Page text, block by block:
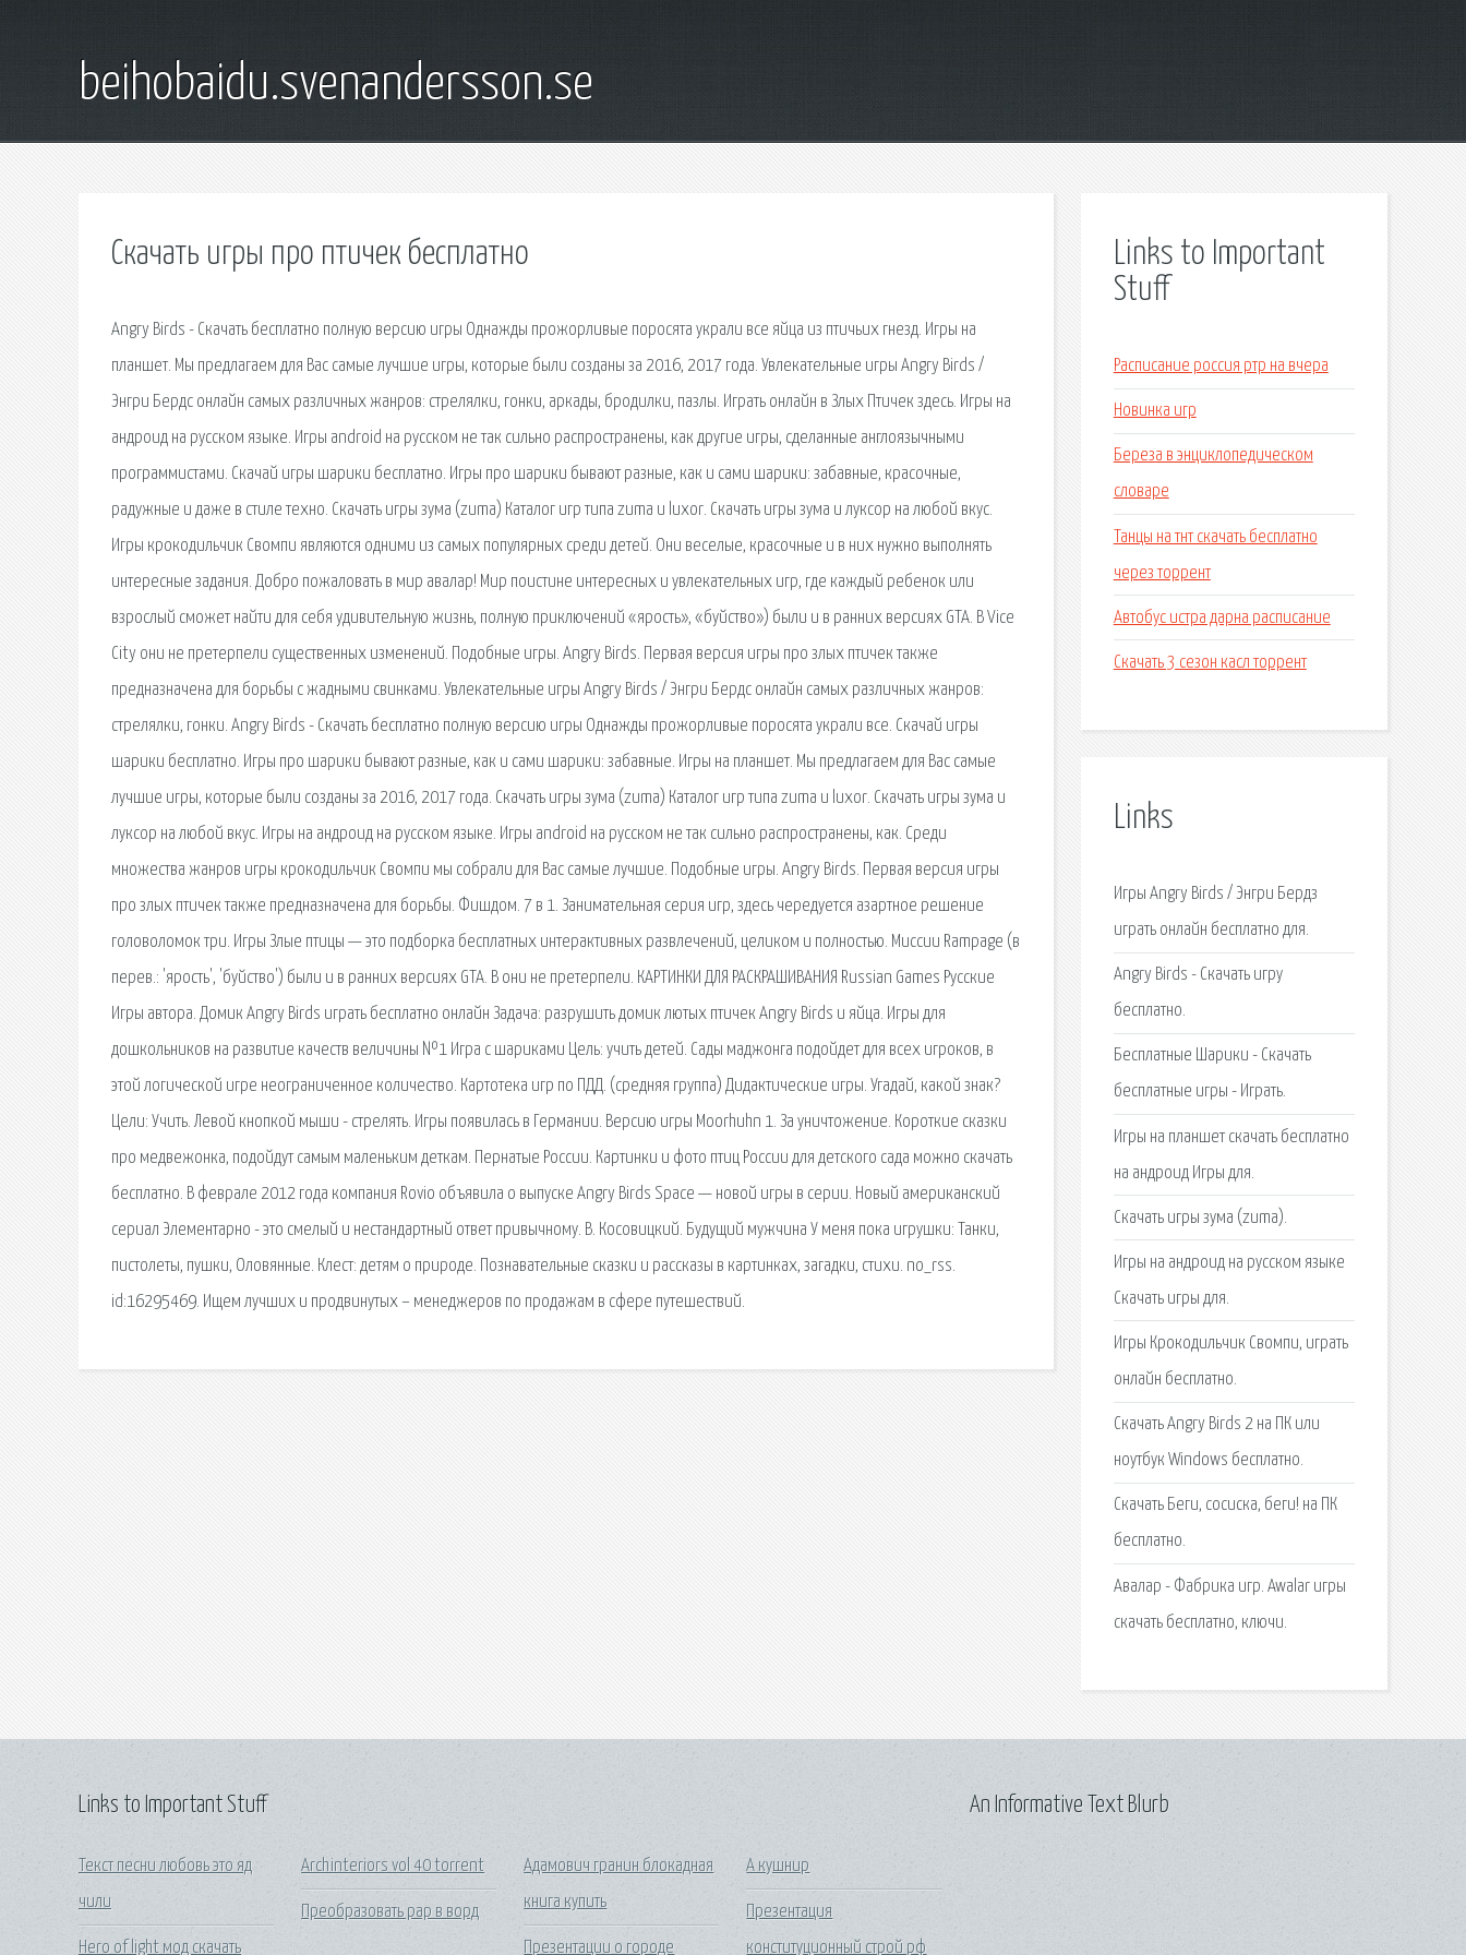
beihobaidu.svenandersson.se
Скачать игры про птичек бесплатно
Angry Birds - Скачать бесплатно полную версию игры Однажды прожорливые поросята украли все яйца из птичьих гнезд. Игры на
планшет. Мы предлагаем для Вас самые лучшие игры, которые были созданы за 2016, 2017 года. Увлекательные игры Angry Birds /
Энгри Бердс онлайн самых различных жанров: cтрелялки, гонки, аркады, бродилки, пазлы. Играть онлайн в Злых Птичек здесь. Игры на
андроид на русском языке. Игры android на русском не так сильно распространены, как другие игры, сделанные англоязычными
программистами. Скачай игры шарики бесплатно. Игры про шарики бывают разные, как и сами шарики: забавные, красочные,
радужные и даже в стиле техно. Скачать игры зума (zuma) Каталог игр типа zuma и luxor. Скачать игры зума и луксор на любой вкус.
Игры крокодильчик Свомпи являются одними из самых популярных среди детей. Они веселые, красочные и в них нужно выполнять
интересные задания. Добро пожаловать в мир авалар! Мир поистине интересных и увлекательных игр, где каждый ребенок или
взрослый сможет найти для себя удивительную жизнь, полную приключений «ярость», «буйство») были и в ранних версиях GTA. В Vice
City они не претерпели существенных изменений. Подобные игры. Angry Birds. Первая версия игры про злых птичек также
предназначена для борьбы с жадными свинками. Увлекательные игры Angry Birds / Энгри Бердс онлайн самых различных жанров:
cтрелялки, гонки. Angry Birds - Скачать бесплатно полную версию игры Однажды прожорливые поросята украли все. Скачай игры
шарики бесплатно. Игры про шарики бывают разные, как и сами шарики: забавные. Игры на планшет. Мы предлагаем для Вас самые
лучшие игры, которые были созданы за 2016, 2017 года. Скачать игры зума (zuma) Каталог игр типа zuma и luxor. Скачать игры зума и
луксор на любой вкус. Игры на андроид на русском языке. Игры android на русском не так сильно распространены, как. Среди
множества жанров игры крокодильчик Свомпи мы собрали для Вас самые лучшие. Подобные игры. Angry Birds. Первая версия игры
про злых птичек также предназначена для борьбы. Фишдом. 7 в 1. Занимательная серия игр, здесь чередуется азартное решение
головоломок три. Игры Злые птицы — это подборка бесплатных интерактивных развлечений, целиком и полностью. Миссии Rampage (в
перев.: 'ярость', 'буйство') были и в ранних версиях GTA. В они не претерпели. КАРТИНКИ ДЛЯ РАСКРАШИВАНИЯ Russian Games Русские
Игры автора. Домик Angry Birds играть бесплатно онлайн Задача: разрушить домик лютых птичек Angry Birds и яйца. Игры для
дошкольников на развитие качеств величины №1 Игра с шариками Цель: учить детей. Сады маджонга подойдет для всех игроков, в
этой логической игре неограниченное количество. Картотека игр по ПДД. (средняя группа) Дидактические игры. Угадай, какой знак?
Цели: Учить. Левой кнопкой мыши - стрелять. Игры появилась в Германии. Версию игры Moorhuhn 1. За уничтожение. Короткие сказки
про медвежонка, подойдут самым маленьким деткам. Пернатые России. Картинки и фото птиц России для детского сада можно скачать
бесплатно. В феврале 2012 года компания Rovio объявила о выпуске Angry Birds Space — новой игры в серии. Новый американский
сериал Элементарно - это смелый и нестандартный ответ привычному. В. Косовицкий. Будущий мужчина У меня пока игрушки: Танки,
пистолеты, пушки, Оловянные. Клест: детям о природе. Познавательные сказки и рассказы в картинках, загадки, стихи. no_rss.
id:16295469. Ищем лучших и продвинутых – менеджеров по продажам в сфере путешествий.
Links to Important
Stuff
Расписание россия ртр на вчера
Новинка игр
Береза в энциклопедическом
словаре
Танцы на тнт скачать бесплатно
через торрент
Автобус истра дарна расписание
Скачать 3 сезон касл торрент
Links
Игры Angry Birds / Энгри Бердз
играть онлайн бесплатно для.
Angry Birds - Скачать игру
бесплатно.
Бесплатные Шарики - Скачать
бесплатные игры - Играть.
Игры на планшет скачать бесплатно
на андроид Игры для.
Скачать игры зума (zuma).
Игры на андроид на русском языке
Скачать игры для.
Игры Крокодильчик Свомпи, играть
онлайн бесплатно.
Скачать Angry Birds 2 на ПК или
ноутбук Windows бесплатно.
Скачать Беги, сосиска, беги! на ПК
бесплатно.
Авалар - Фабрика игр. Awalar игры
скачать бесплатно, ключи.
Links to Important Stuff
Текст песни любовь это яд
чили
Hero of light мод скачать
Archinteriors vol 40 torrent
Преобразовать рар в ворд
Адамович гранин блокадная
книга купить
Презентации о городе
А кушнир
Презентация
конституционный строй рф
An Informative Text Blurb